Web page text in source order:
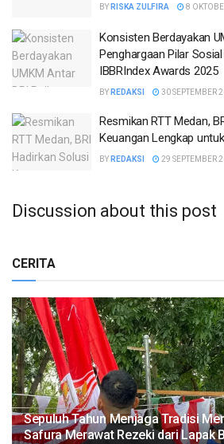
BY RISKA ZULFIRA 8
Konsisten Berdayakan
Penghargaan Pilar
IBBRIndex Awards 2025
BY REDAKSI 30 SEPTEMBER
Resmikan RTT Medan,
Keuangan Lengkap
BY REDAKSI 29 SEPTEMBER
Discussion about this post
CERITA
Sepuluh Tahun Menjaga Tradisi
Safura Merawat Rezeki dari Lapak